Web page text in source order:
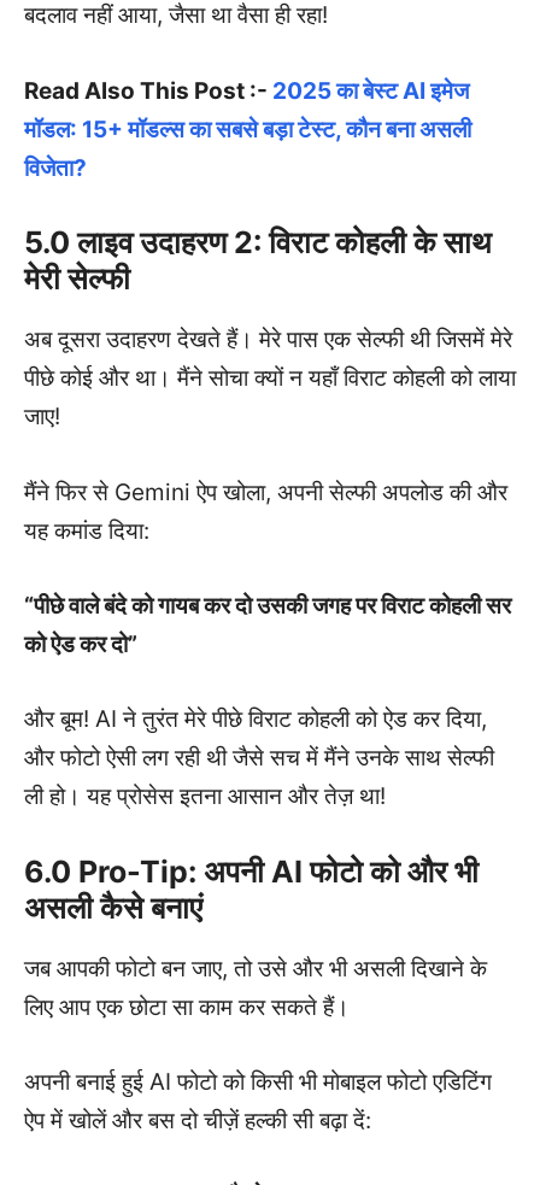
बदलाव नहीं आया, जैसा था वैसा ही रहा!
Read Also This Post :- 2025 का बेस्ट AI इमेज
मॉडल: 15+ मॉडल्स का सबसे बड़ा टेस्ट, कौन बना असली
विजेता?
5.0 लाइव उदाहरण 2: विराट कोहली के साथ
मेरी सेल्फी
अब दूसरा उदाहरण देखते हैं। मेरे पास एक सेल्फी थी जिसमें मेरे
पीछे कोई और था। मैंने सोचा क्यों न यहाँ विराट कोहली को लाया
जाए!
मैंने फिर से Gemini ऐप खोला, अपनी सेल्फी अपलोड की और
यह कमांड दिया:
“पीछे वाले बंदे को गायब कर दो उसकी जगह पर विराट कोहली सर
को ऐड कर दो”
और बूम! AI ने तुरंत मेरे पीछे विराट कोहली को ऐड कर दिया,
और फोटो ऐसी लग रही थी जैसे सच में मैंने उनके साथ सेल्फी
ली हो। यह प्रोसेस इतना आसान और तेज़ था!
6.0 Pro-Tip: अपनी AI फोटो को और भी
असली कैसे बनाएं
जब आपकी फोटो बन जाए, तो उसे और भी असली दिखाने के
लिए आप एक छोटा सा काम कर सकते हैं।
अपनी बनाई हुई AI फोटो को किसी भी मोबाइल फोटो एडिटिंग
ऐप में खोलें और बस दो चीज़ें हल्की सी बढ़ा दें: